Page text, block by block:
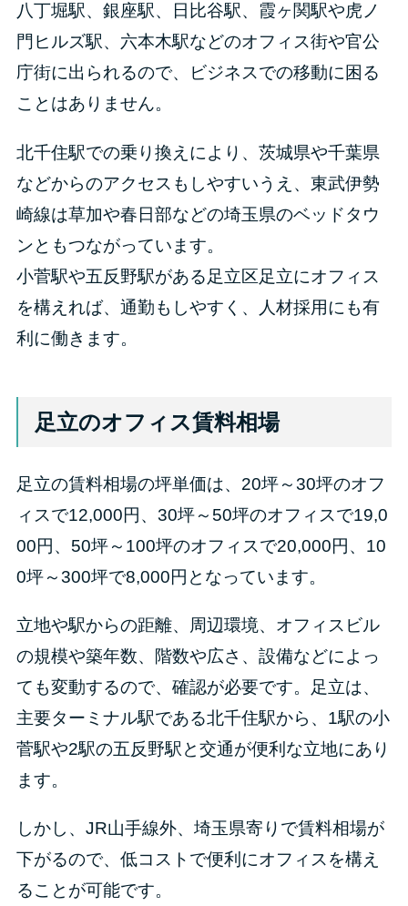
八丁堀駅、銀座駅、日比谷駅、霞ヶ関駅や虎ノ
門ヒルズ駅、六本木駅などのオフィス街や官公
庁街に出られるので、ビジネスでの移動に困る
ことはありません。
北千住駅での乗り換えにより、茨城県や千葉県
などからのアクセスもしやすいうえ、東武伊勢
崎線は草加や春日部などの埼玉県のベッドタウ
ンともつながっています。
小菅駅や五反野駅がある足立区足立にオフィス
を構えれば、通勤もしやすく、人材採用にも有
利に働きます。
足立のオフィス賃料相場
足立の賃料相場の坪単価は、20坪～30坪のオフ
ィスで12,000円、30坪～50坪のオフィスで19,0
00円、50坪～100坪のオフィスで20,000円、10
0坪～300坪で8,000円となっています。
立地や駅からの距離、周辺環境、オフィスビル
の規模や築年数、階数や広さ、設備などによっ
ても変動するので、確認が必要です。足立は、
主要ターミナル駅である北千住駅から、1駅の小
菅駅や2駅の五反野駅と交通が便利な立地にあり
ます。
しかし、JR山手線外、埼玉県寄りで賃料相場が
下がるので、低コストで便利にオフィスを構え
ることが可能です。